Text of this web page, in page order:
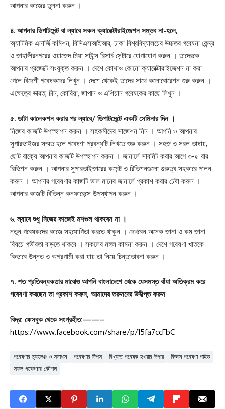
আপনার কাজের তুলনা করুন ।
৪. আপনার ডিপাটমেন্ট বা ল্যাবে সকল ক্যারেক্টারাইজেশন সম্ভব না-হলে,
অ্যাটমিক এনার্জি কমিশন, বিসিএসআইআর, ঢাকা বিশ্ববিদ্যালয়ের উচ্চতর গবেষনা কেন্দ্র
ও জাহাঙ্গীরনগরের ওয়াজেদ মিয়া সাইন্স রিসার্চ সেন্টারে যোগাযোগ করুন । তাদেরকে
আপনার প্রজেক্টে সংযুক্ত করুন । দেশে কোথাও কোনো ক্যারেক্টারাইজেশন না করা
গেলে বিদেশী গবেষকদের লিখুন । দেশে থেকেই তাদের সাথে কলোবোরেশন শুরু করুন ।
এক্ষেত্রে ভারত, চীন, কোরিয়া, জাপান ও এশিয়ান গবেষকের কাছে লিখুন ।
৫. ডাটা কালেকশন করার পর ল্যাবে/ ডিপাটমেন্টে একটি সেমিনার দিন ।
নিজের কাজটি উপস্হাপন করুন । সহকর্মীদের সাজেশন নিন । আপনি ও আপনার
সুপারভাইজর সম্মত হলে গবেষণা প্রবন্ধটি লিখতে শুরু করুন । সহজ ও সরল ভাষায়,
ছোট বাক্যে আপনার কাজটি উপস্হাপন করুন । জানার্লে সাবমিট করার আগে ৩-৫ বার
রিভিশন করুন । আপনার সুপারভাইজারের কমেন্ট ও রিভিশনগুলো গুরুত্ব সহকারে পালন
করুন । আপনার গবেষণার কাজটি ভাল মানের জানার্লে প্রকাশ করার চেষ্টা করুন ।
আপনার কাজটি বিভিন্ন কনফারেন্সে উপস্থাপন করুন ।
৬. ল্যাবে শুধু নিজের কাজেই মশগুল থাকবেন না ।
নতুন গবেষকদের কাজে সহযোগিতা করতে থাকুন । দেখবেন অনেক জানা ও কম জানা
বিষয়ে গভীরতা বাড়তে থাকবে । সকলের মঙ্গল কামনা করুন । দেশে গবেষণা খাতকে
কিভাবে উন্নত ও অগ্রগামী করা যায় তা নিয়ে চিন্তাভাবনা করুন ।
৭. শত প্রতিবন্ধকতার মাঝেও আপনি বাংলাদেশে থেকে যেসমস্ত বাঁধা অতিক্রম করে
গবেষণা করছেন তা প্রকাশ করুন, আমাদের তরুনদের উদ্দীপ্ত করুন
বিদ্র: ফেসবুক থেকে সংগ্রহীত:——–
https://www.facebook.com/share/p/15fa7ccFbC
গবেষণার চ্যালেঞ্জ ও সমাধান গবেষণার টিপস বিখ্যাত গবেষক হওয়ার উপায়
বিজ্ঞান গবেষণা গাইড
সফল গবেষণার কৌশল